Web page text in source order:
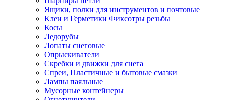
Ящики, полки для инструментов и почтовые
Клеи и Герметики Фиксотры резьбы
Косы
Ледорубы
Лопаты снеговые
Опрыскиватели
Скребки и движки для снега
Спреи, Пластичные и бытовые смазки
Лампы паяльные
Мусорные контейнеры